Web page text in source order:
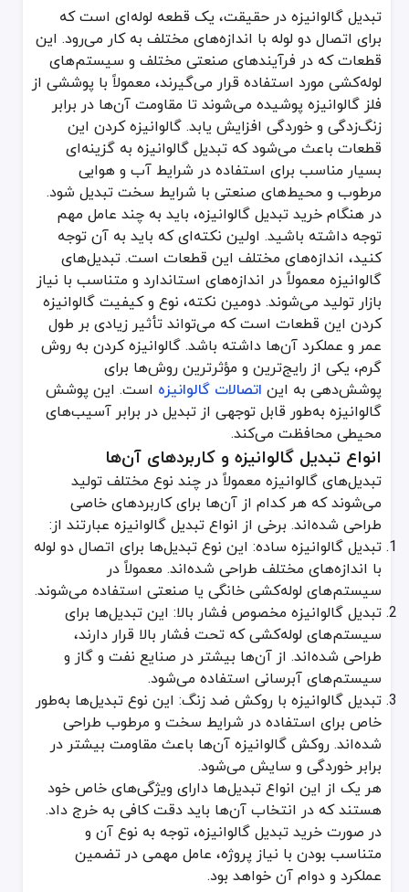
اگر به دنبال خرید تبدیل گالوانیزه هستید، سایت‌هایی مانند پایپ
نکاتی که در هنگام خرید تبدیل گالوانیزه باید در نظر بگیرید
اندازه تبدیل: توجه به اندازه تبدیل یکی از اولین قدم‌ها در خرید
کیفیت گالوانیزه: هر چه کیفیت پوشش گالوانیزه بهتر باشد، مقاومت
نوع کاربرد: بسته به نوع استفاده، باید تبدیل گالوانیزه متناسب با
تبدیل گالوانیزه در حقیقت، یک قطعه لوله‌ای است که
برای اتصال دو لوله با اندازه‌های مختلف به کار می‌رود. این
قطعات که در فرآیندهای صنعتی مختلف و سیستم‌های
لوله‌کشی مورد استفاده قرار می‌گیرند، معمولاً با پوششی از
فلز گالوانیزه پوشیده می‌شوند تا مقاومت آن‌ها در برابر
زنگ‌زدگی و خوردگی افزایش یابد. گالوانیزه کردن این
قطعات باعث می‌شود که تبدیل گالوانیزه به گزینه‌ای
بسیار مناسب برای استفاده در شرایط آب و هوایی
مرطوب و محیط‌های صنعتی با شرایط سخت تبدیل شود.
در هنگام خرید تبدیل گالوانیزه، باید به چند عامل مهم
توجه داشته باشید. اولین نکته‌ای که باید به آن توجه
کنید، اندازه‌های مختلف این قطعات است. تبدیل‌های
گالوانیزه معمولاً در اندازه‌های استاندارد و متناسب با نیاز
بازار تولید می‌شوند. دومین نکته، نوع و کیفیت گالوانیزه
کردن این قطعات است که می‌تواند تأثیر زیادی بر طول
عمر و عملکرد آن‌ها داشته باشد. گالوانیزه کردن به روش
گرم، یکی از رایج‌ترین و مؤثرترین روش‌ها برای
پوشش‌دهی به این اتصالات گالوانیزه است. این پوشش
گالوانیزه به‌طور قابل توجهی از تبدیل در برابر آسیب‌های
محیطی محافظت می‌کند.
انواع تبدیل گالوانیزه و کاربردهای آن‌ها
تبدیل‌های گالوانیزه معمولاً در چند نوع مختلف تولید
می‌شوند که هر کدام از آن‌ها برای کاربردهای خاصی
طراحی شده‌اند. برخی از انواع تبدیل گالوانیزه عبارتند از:
تبدیل گالوانیزه ساده: این نوع تبدیل‌ها برای اتصال دو لوله
با اندازه‌های مختلف طراحی شده‌اند. معمولاً در
سیستم‌های لوله‌کشی خانگی یا صنعتی استفاده می‌شوند.
تبدیل گالوانیزه مخصوص فشار بالا: این تبدیل‌ها برای
سیستم‌های لوله‌کشی که تحت فشار بالا قرار دارند،
طراحی شده‌اند. از آن‌ها بیشتر در صنایع نفت و گاز و
سیستم‌های آبرسانی استفاده می‌شود.
تبدیل گالوانیزه با روکش ضد زنگ: این نوع تبدیل‌ها به‌طور
خاص برای استفاده در شرایط سخت و مرطوب طراحی
شده‌اند. روکش گالوانیزه آن‌ها باعث مقاومت بیشتر در
برابر خوردگی و سایش می‌شود.
هر یک از این انواع تبدیل‌ها دارای ویژگی‌های خاص خود
هستند که در انتخاب آن‌ها باید دقت کافی به خرج داد.
در صورت خرید تبدیل گالوانیزه، توجه به نوع آن و
متناسب بودن با نیاز پروژه، عامل مهمی در تضمین
عملکرد و دوام آن خواهد بود.